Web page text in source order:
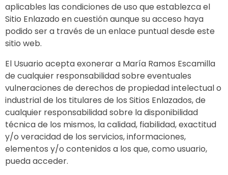
aplicables las condiciones de uso que establezca el
Sitio Enlazado en cuestión aunque su acceso haya
podido ser a través de un enlace puntual desde este
sitio web.
El Usuario acepta exonerar a María Ramos Escamilla
de cualquier responsabilidad sobre eventuales
vulneraciones de derechos de propiedad intelectual o
industrial de los titulares de los Sitios Enlazados, de
cualquier responsabilidad sobre la disponibilidad
técnica de los mismos, la calidad, fiabilidad, exactitud
y/o veracidad de los servicios, informaciones,
elementos y/o contenidos a los que, como usuario,
pueda acceder.